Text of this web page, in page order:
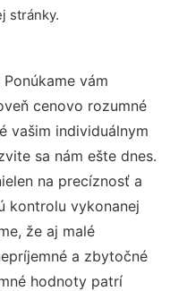
stránky.
Ponúkame vám
cenovo rozumné
vašim individuálnym
sa nám ešte dnes.
na precíznosť a
kontrolu vykonanej
že aj malé
a zbytočné
hodnoty patrí